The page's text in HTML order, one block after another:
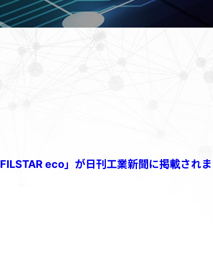
eco」が日刊工業新聞に掲載され